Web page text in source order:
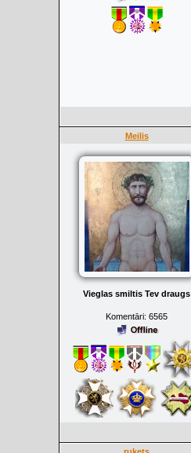
Meilis
Vieglas smiltis Tev draugs
Komentāri: 6565